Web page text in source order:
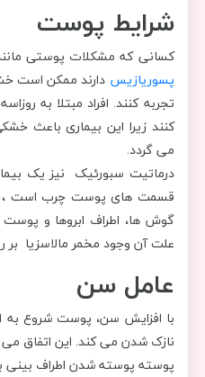
شرایط پوست
کسانی که مشکلات پوستی
پسوریازیس دارند ممکن است
تجربه کنند. افراد مبتلا به
کنند زیرا این بیماری باعث
می گردد.
درماتیت سبورئیک نیز یک
قسمت های پوست چرب است ،
گوش ها، اطراف ابروها و
علت آن وجود مخمر مالاسزیا
عامل سن
با افزایش سن، پوست شروع
نازک شدن می کند. این اتفاق می
پوسته پوسته شدن اطراف بینی